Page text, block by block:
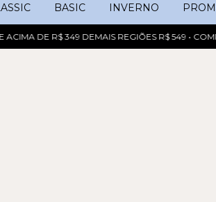
BASIC INVERNO
ACIMA DE R$ 349 DEMAIS REGIÕES R$ 549 •